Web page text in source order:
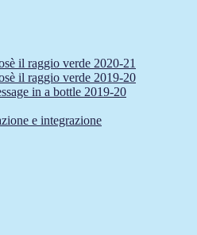
il raggio verde 2020-21
il raggio verde 2019-20
in a bottle 2019-20
e integrazione